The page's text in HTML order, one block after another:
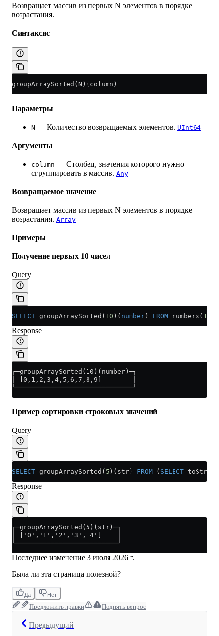
Возвращает массив из первых N элементов в порядке
возрастания.
Синтаксис
groupArraySorted(N)(column)
Параметры
N — Количество возвращаемых элементов. UInt64
Аргументы
column — Столбец, значения которого нужно
сгруппировать в массив. Any
Возвращаемое значение
Возвращает массив из первых N элементов в порядке
возрастания. Array
Примеры
Получение первых 10 чисел
Query
SELECT groupArraySorted( 10 )( number ) FROM numbers( 100
Response
┌─groupArraySorted(10)(number)─┐
│ [0,1,2,3,4,5,6,7,8,9]        │
└──────────────────────────────┘
Пример сортировки строковых значений
Query
SELECT groupArraySorted( 5 )(str) FROM ( SELECT
Response
┌─groupArraySorted(5)(str)─┐
│ ['0','1','2','3','4']    │
└──────────────────────────┘
Последнее изменение 3 июля 2026 г.
Была ли эта страница полезной?
Да Нет
Предложить правки Поднять вопрос
Предыдущий